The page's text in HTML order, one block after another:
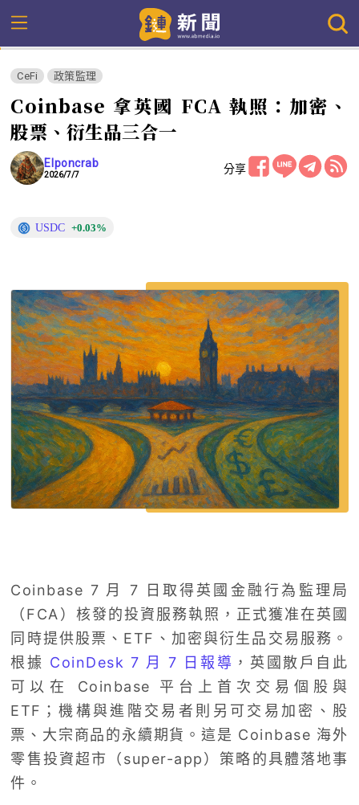
CeFi 政策監理
Coinbase 拿英國 FCA 執照：加密、
股票、衍生品三合一
Elponcrab
2026/7/7 分享
USDC +0.03%
Coinbase 7 月 7 日取得英國金融行為監理局
（FCA）核發的投資服務執照，正式獲准在英國
同時提供股票、ETF、加密與衍生品交易服務。
根據 CoinDesk 7 月 7 日報導 ，英國散戶自此
可以在 Coinbase 平台上首次交易個股與
ETF；機構與進階交易者則另可交易加密、股
票、大宗商品的永續期貨。這是 Coinbase 海外
零售投資超市（super-app）策略的具體落地事
件。